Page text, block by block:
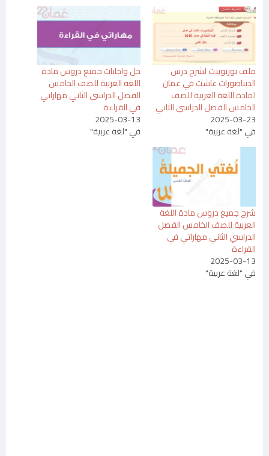
ملف بوربوينت لشرح درس
الديناصورات عاشت في عمان
لمادة اللغة العربية للصف
الخامس الفصل الدراسي الثاني
2025-03-23
في "لغة عربية"
حل واجابات جميع دروس مادة
اللغة العربية للصف الخامس
الفصل الدراسي الثاني مهاراتي
في القراءة
2025-03-13
في "لغة عربية"
شرح جميع دروس مادة اللغة
العربية للصف الخامس الفصل
الدراسي الثاني مهاراتي في
القراءة
2025-03-13
في "لغة عربية"